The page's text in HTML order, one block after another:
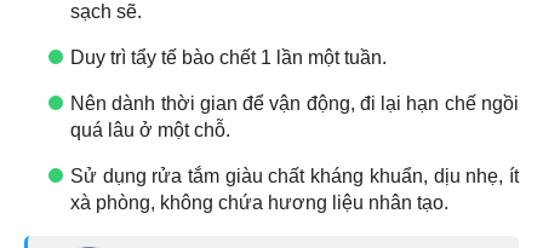
sạch sẽ.
Duy trì tẩy tế bào chết 1 lần một tuần.
Nên dành thời gian để vận động, đi lại hạn chế ngồi
quá lâu ở một chỗ.
Sử dụng rửa tắm giàu chất kháng khuẩn, dịu nhẹ, ít
xà phòng, không chứa hương liệu nhân tạo.